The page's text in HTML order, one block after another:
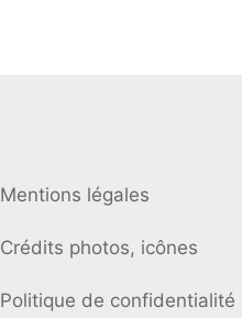
Mentions légales
Crédits photos, icônes
Politique de confidentialité